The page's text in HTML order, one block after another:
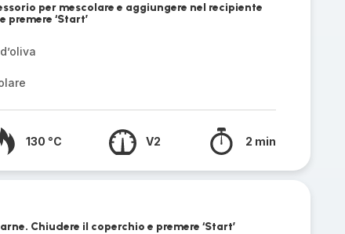
per mescolare e aggiungere nel recipiente
premere ‘Start’
130 °C V2 2 min
Chiudere il coperchio e premere ‘Start’